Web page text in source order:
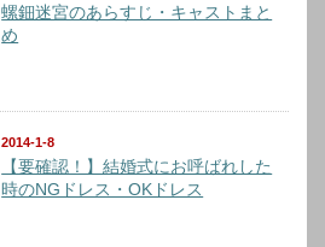
螺鈿迷宮のあらすじ・キャストまと
め
2014-1-8
【要確認！】結婚式にお呼ばれした
時のNGドレス・OKドレス